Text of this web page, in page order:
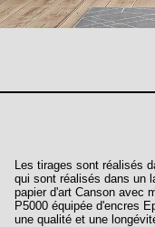
Les tirages sont réalisés
qui sont réalisés dans un
papier d'art Canson avec
P5000 équipée d'encres
une qualité et une